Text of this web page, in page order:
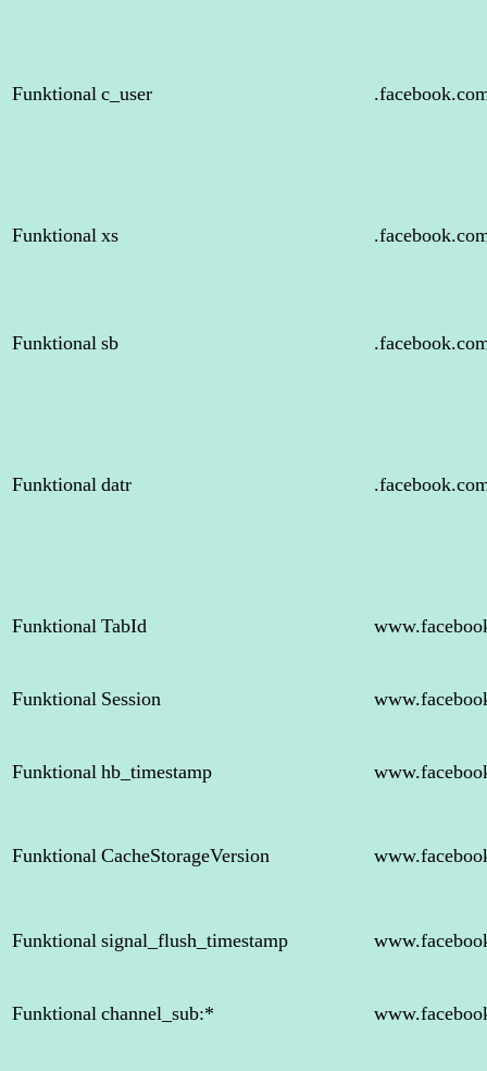
Funktional c_user
Funktional xs
Funktional sb
Funktional datr
Funktional TabId
Funktional Session
Funktional hb_timestamp
Funktional CacheStorageVersion
Funktional signal_flush_timestamp
Funktional channel_sub:*